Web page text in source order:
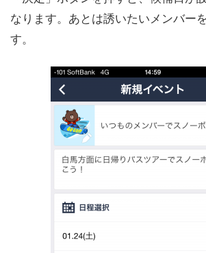
なります。あとは誘いたいメンバー
す。